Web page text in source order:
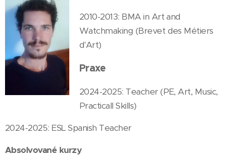
2010-2013: BMA in Art and
Watchmaking (Brevet des Métiers
d'Art)
Praxe
2024-2025: Teacher (PE, Art, Music,
Practicall Skills)
2024-2025: ESL Spanish Teacher
Absolvované kurzy